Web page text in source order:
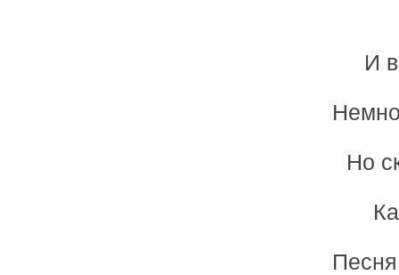
И
Но